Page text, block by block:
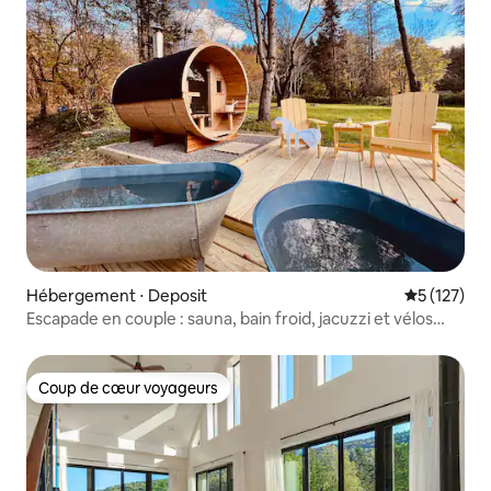
Hébergement ⋅ Deposit Évaluation
5 (127)
Escapade en couple : sauna, bain froid, jacuzzi et vélos
Coup de cœur voyageurs
Coup de cœur voyageurs